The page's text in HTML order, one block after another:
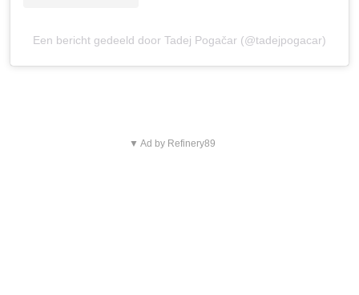
Een bericht gedeeld door Tadej Pogačar (@tadejpogacar)
▼ Ad by Refinery89